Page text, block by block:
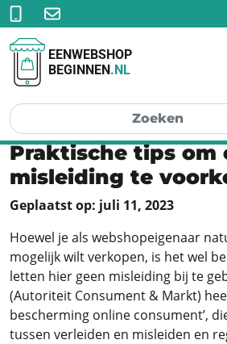
EENWEBSHOP
BEGINNEN.NL
Praktische tips om
misleiding te
Geplaatst op: juli 11, 2023
Hoewel je als webshopeigenaar
mogelijk wilt verkopen, is het wel
letten hier geen misleiding bij te
(Autoriteit Consument & Markt)
bescherming online consument’,
tussen verleiden en misleiden en